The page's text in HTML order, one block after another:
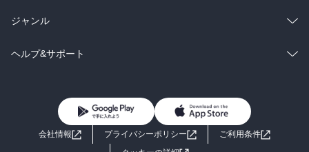
BL・TL
雑誌・グラビア
BL・TL
ラノベ
雑誌・グラビア
総合
ラノベ
ジャンル
コミック
ライトノベル 男子向けラノベ
小説
ヘルプ&サポート
よくあるご質問 お問い合わせ
会社情報 プライバシーポリシー
ご利用条件